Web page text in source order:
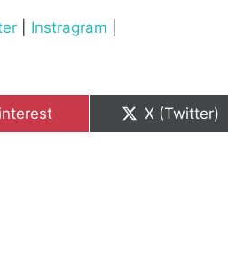
Instragram
Share
X (Twitter)